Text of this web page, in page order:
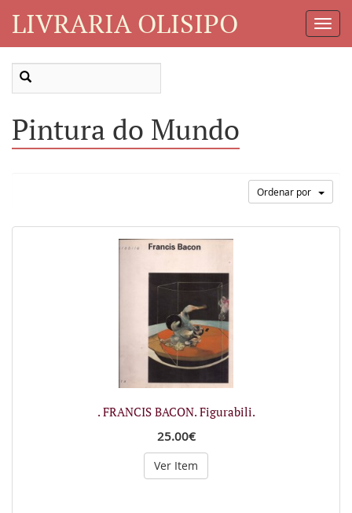
LIVRARIA OLISIPO
Pintura do Mundo
Ordenar por
. FRANCIS BACON. Figurabili.
25.00€
Ver Item